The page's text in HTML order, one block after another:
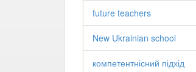
future teachers
New Ukrainian school
компетентнісний підхід